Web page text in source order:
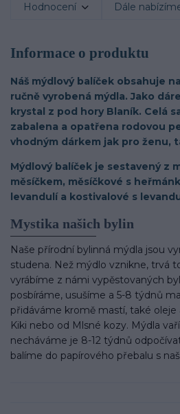
Hodnocení Dále
Informace o produktu
Náš mýdlový balíček obsahuje
ručně vyrobená mýdla. Jako
krystal z pod hory Blaník. Celá
zabalena a opatřena rodovou
vhodným dárkem jak pro ženu,
Mýdlový balíček je sestavený z
měsíčkem, měsíčkové s
levandulí a kostivalové s
Mystika našich bylin
Naše přírodní bylinná mýdla jsou
studena. Než mýdlo vznikne, trvá
vyrábíme z námi vypěstovaných
posbíráme, usušíme a 5-8 týdnů
přidáváme kromě mastí, také oleje
Kiki nebo od Mlsné kozy. Mýdla
necháváme je 8-12 týdnů
balíme do papírového přebalu s